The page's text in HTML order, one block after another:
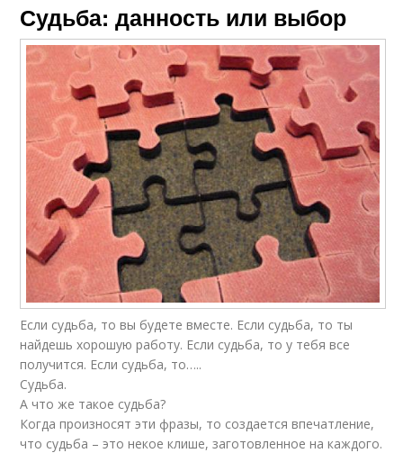
Судьба: данность или выбор
Если судьба, то вы будете вместе. Если судьба, то ты
найдешь хорошую работу. Если судьба, то у тебя все
получится. Если судьба, то…..
Судьба.
А что же такое судьба?
Когда произносят эти фразы, то создается впечатление,
что судьба – это некое клише, заготовленное на каждого.